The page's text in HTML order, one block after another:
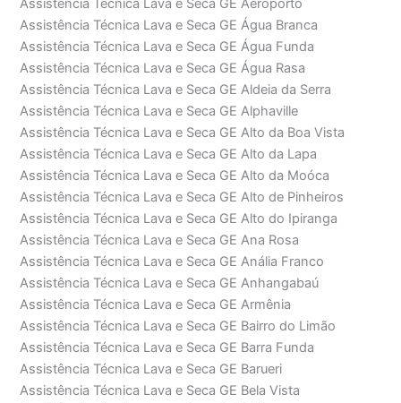
Assistência Técnica Lava e Seca GE Aeroporto
Assistência Técnica Lava e Seca GE Água Branca
Assistência Técnica Lava e Seca GE Água Funda
Assistência Técnica Lava e Seca GE Água Rasa
Assistência Técnica Lava e Seca GE Aldeia da Serra
Assistência Técnica Lava e Seca GE Alphaville
Assistência Técnica Lava e Seca GE Alto da Boa Vista
Assistência Técnica Lava e Seca GE Alto da Lapa
Assistência Técnica Lava e Seca GE Alto da Moóca
Assistência Técnica Lava e Seca GE Alto de Pinheiros
Assistência Técnica Lava e Seca GE Alto do Ipiranga
Assistência Técnica Lava e Seca GE Ana Rosa
Assistência Técnica Lava e Seca GE Anália Franco
Assistência Técnica Lava e Seca GE Anhangabaú
Assistência Técnica Lava e Seca GE Armênia
Assistência Técnica Lava e Seca GE Bairro do Limão
Assistência Técnica Lava e Seca GE Barra Funda
Assistência Técnica Lava e Seca GE Barueri
Assistência Técnica Lava e Seca GE Bela Vista